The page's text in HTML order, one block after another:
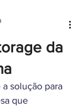
da
solução para
que